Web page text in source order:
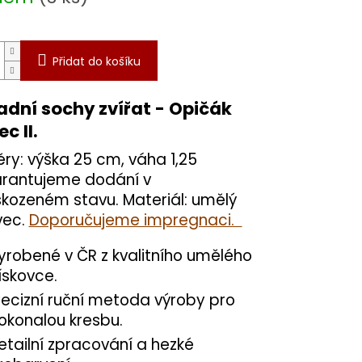
Přidat do košíku
sochy zvířat - Opičák
II.
výška 25 cm, váha 1,25
dodání v
stavu. Materiál: umělý
Doporučujeme impregnaci.
v ČR z kvalitního umělého
ruční metoda výroby pro
kresbu.
zpracování a hezké